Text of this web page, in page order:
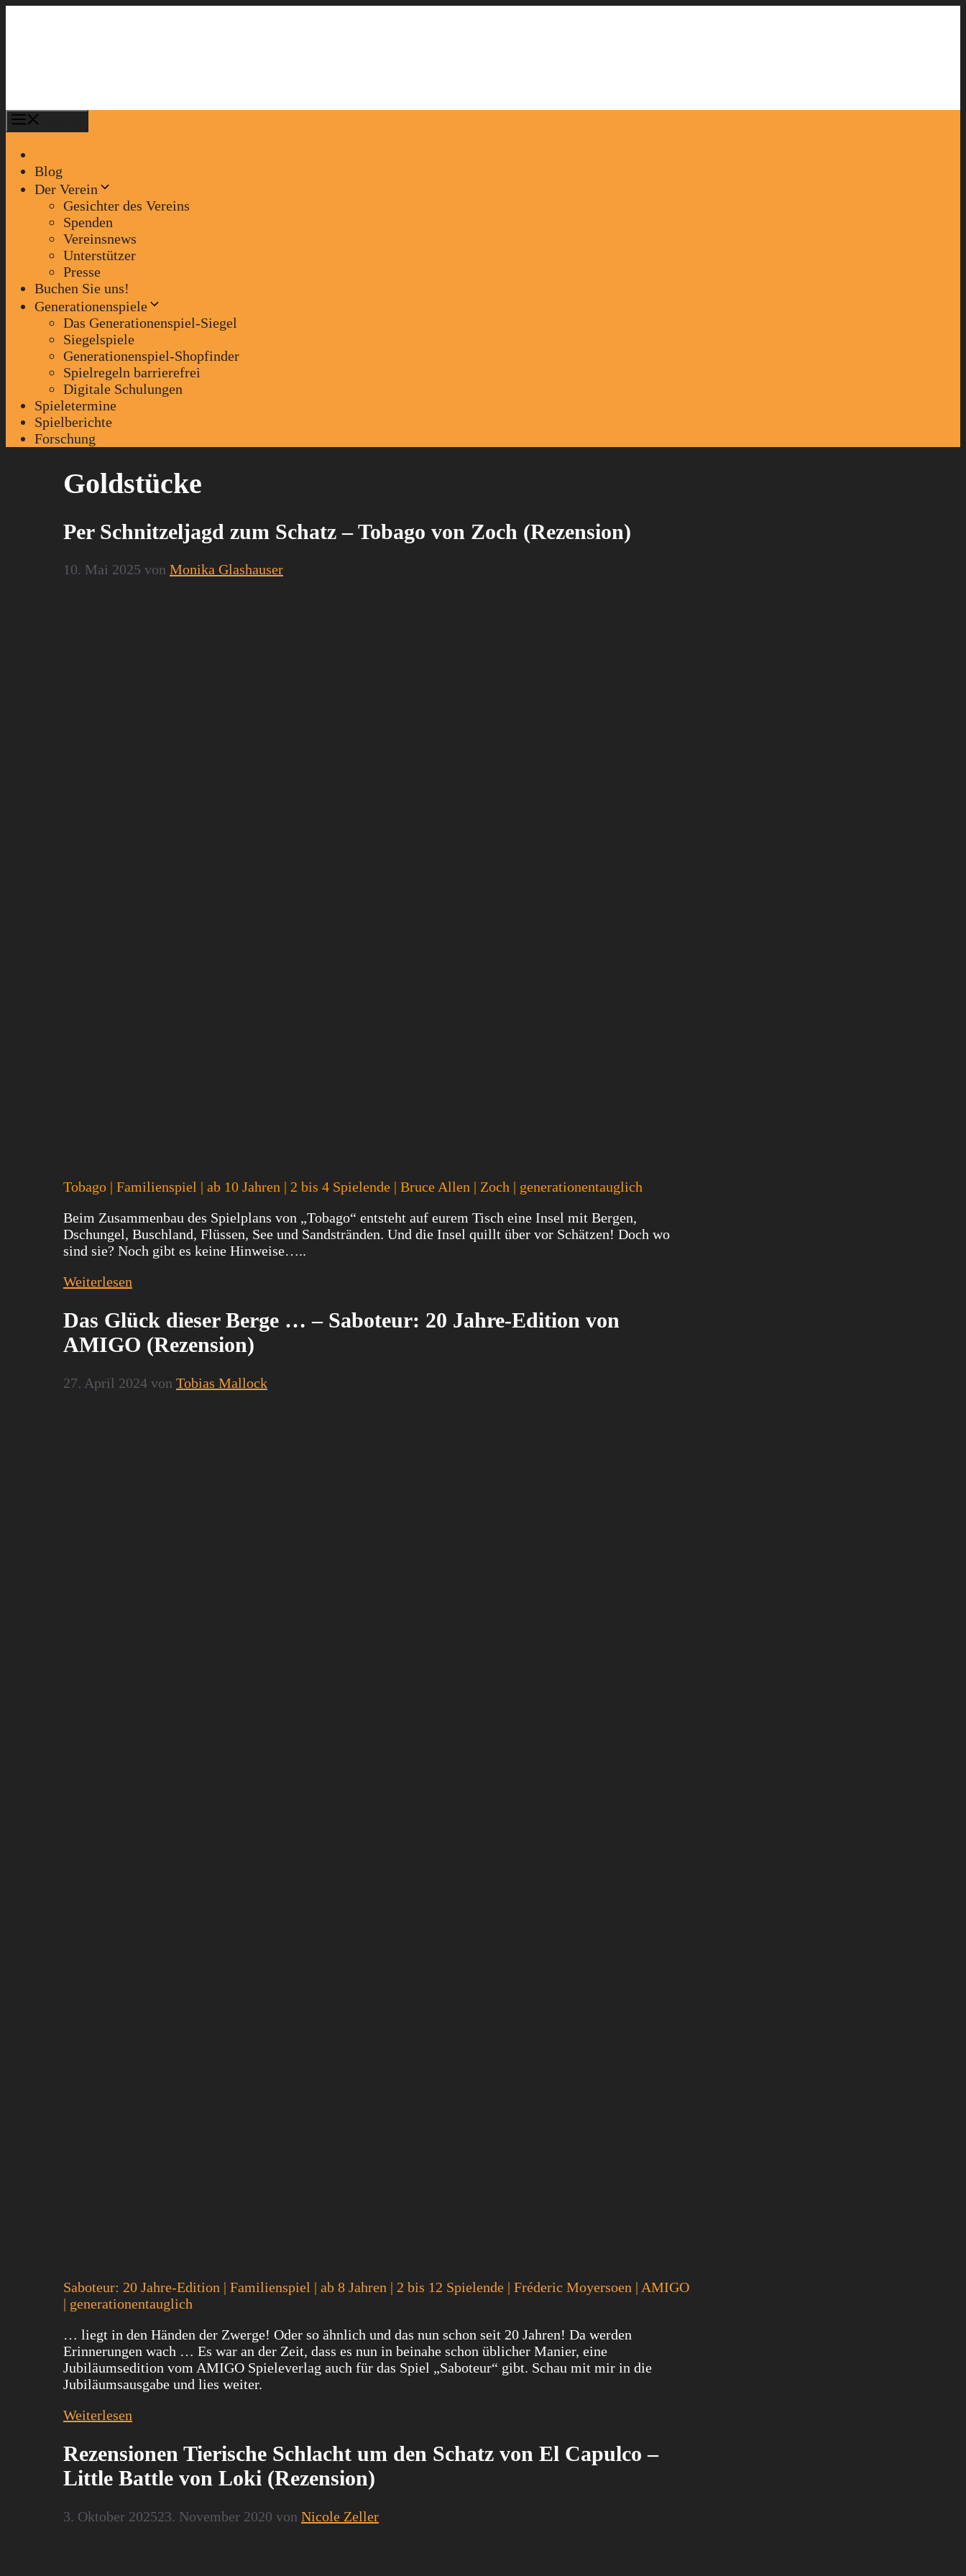
Blog
Der Verein
Gesichter des Vereins
Spenden
Vereinsnews
Unterstützer
Presse
Buchen Sie uns!
Generationenspiele
Das Generationenspiel-Siegel
Siegelspiele
Generationenspiel-Shopfinder
Spielregeln barrierefrei
Digitale Schulungen
Spieletermine
Spielberichte
Forschung
Goldstücke
Per Schnitzeljagd zum Schatz – Tobago von Zoch (Rezension)
10. Mai 2025 von Monika Glashauser
Tobago | Familienspiel | ab 10 Jahren | 2 bis 4 Spielende | Bruce Allen | Zoch | generationentauglich
Beim Zusammenbau des Spielplans von „Tobago“ entsteht auf eurem Tisch eine Insel mit Bergen,
Dschungel, Buschland, Flüssen, See und Sandstränden. Und die Insel quillt über vor Schätzen! Doch wo
sind sie? Noch gibt es keine Hinweise…..
Weiterlesen
Das Glück dieser Berge … – Saboteur: 20 Jahre-Edition von
AMIGO (Rezension)
27. April 2024 von Tobias Mallock
Saboteur: 20 Jahre-Edition | Familienspiel | ab 8 Jahren | 2 bis 12 Spielende | Fréderic Moyersoen | AMIGO
| generationentauglich
… liegt in den Händen der Zwerge! Oder so ähnlich und das nun schon seit 20 Jahren! Da werden
Erinnerungen wach … Es war an der Zeit, dass es nun in beinahe schon üblicher Manier, eine
Jubiläumsedition vom AMIGO Spieleverlag auch für das Spiel „Saboteur“ gibt. Schau mit mir in die
Jubiläumsausgabe und lies weiter.
Weiterlesen
Rezensionen Tierische Schlacht um den Schatz von El Capulco –
Little Battle von Loki (Rezension)
3. Oktober 202523. November 2020 von Nicole Zeller